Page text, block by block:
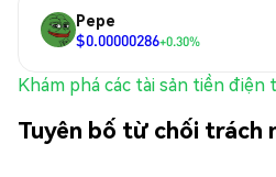
Pepe
$0.00000286+0.30%
Khám phá các tài sản tiền điện
Tuyên bố từ chối trách